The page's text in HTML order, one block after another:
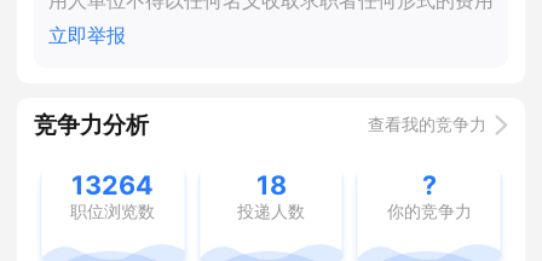
立即举报
竞争力分析 查看我的竞争力
13264
职位浏览数
18
投递人数
?
你的竞争力